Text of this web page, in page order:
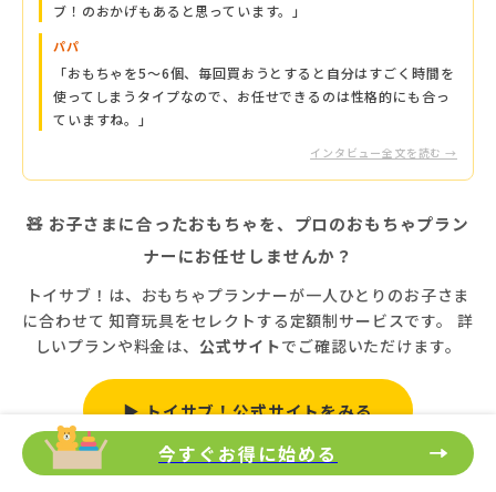
今すぐお得に始める
ブ！のおかげもあると思っています。」
パパ
「おもちゃを5〜6個、毎回買おうとすると自分はすごく時間を
使ってしまうタイプなので、お任せできるのは性格的にも合っ
ていますね。」
インタビュー全文を読む →
🧸 お子さまに合ったおもちゃを、プロのおもちゃプラン
ナーにお任せしませんか？
トイサブ！は、おもちゃプランナーが一人ひとりのお子さま
に合わせて 知育玩具をセレクトする定額制サービスです。 詳
しいプランや料金は、 公式サイトでご確認いただけます。
▶ トイサブ！公式サイトをみる